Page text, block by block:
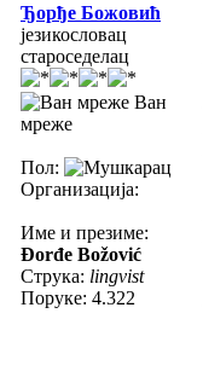
Ђорђе Божовић
језикословац
староседелац
Ван
мреже
Пол:
Организација:
Име и презиме:
Đorđe Božović
Струка: lingvist
Поруке: 4.322